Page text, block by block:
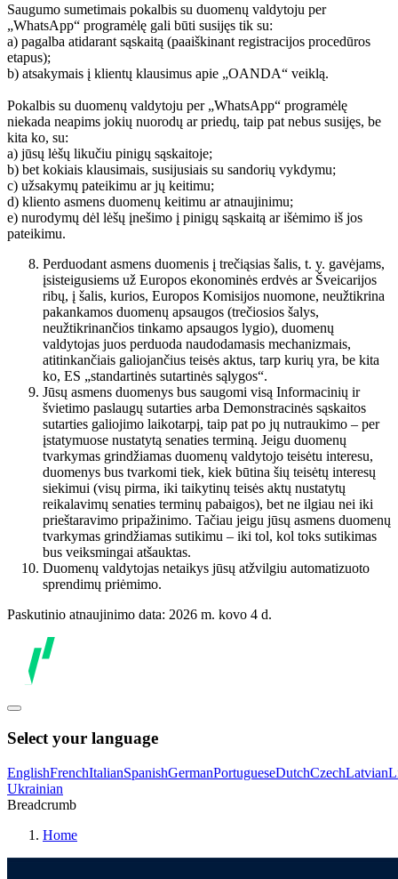
Saugumo sumetimais pokalbis su duomenų valdytoju per
„WhatsApp“ programėlę gali būti susijęs tik su:
a) pagalba atidarant sąskaitą (paaiškinant registracijos procedūros
etapus);
b) atsakymais į klientų klausimus apie „OANDA“ veiklą.
Pokalbis su duomenų valdytoju per „WhatsApp“ programėlę
niekada neapims jokių nuorodų ar priedų, taip pat nebus susijęs, be
kita ko, su:
a) jūsų lėšų likučiu pinigų sąskaitoje;
b) bet kokiais klausimais, susijusiais su sandorių vykdymu;
c) užsakymų pateikimu ar jų keitimu;
d) kliento asmens duomenų keitimu ar atnaujinimu;
e) nurodymų dėl lėšų įnešimo į pinigų sąskaitą ar išėmimo iš jos
pateikimu.
Perduodant asmens duomenis į trečiąsias šalis, t. y. gavėjams,
įsisteigusiems už Europos ekonominės erdvės ar Šveicarijos
ribų, į šalis, kurios, Europos Komisijos nuomone, neužtikrina
pakankamos duomenų apsaugos (trečiosios šalys,
neužtikrinančios tinkamo apsaugos lygio), duomenų
valdytojas juos perduoda naudodamasis mechanizmais,
atitinkančiais galiojančius teisės aktus, tarp kurių yra, be kita
ko, ES „standartinės sutartinės sąlygos“.
Jūsų asmens duomenys bus saugomi visą Informacinių ir
švietimo paslaugų sutarties arba Demonstracinės sąskaitos
sutarties galiojimo laikotarpį, taip pat po jų nutraukimo – per
įstatymuose nustatytą senaties terminą. Jeigu duomenų
tvarkymas grindžiamas duomenų valdytojo teisėtu interesu,
duomenys bus tvarkomi tiek, kiek būtina šių teisėtų interesų
siekimui (visų pirma, iki taikytinų teisės aktų nustatytų
reikalavimų senaties terminų pabaigos), bet ne ilgiau nei iki
prieštaravimo pripažinimo. Tačiau jeigu jūsų asmens duomenų
tvarkymas grindžiamas sutikimu – iki tol, kol toks sutikimas
bus veiksmingai atšauktas.
Duomenų valdytojas netaikys jūsų atžvilgiu automatizuoto
sprendimų priėmimo.
Paskutinio atnaujinimo data: 2026 m. kovo 4 d.
Select your language
EnglishFrenchItalianSpanishGermanPortugueseDutchCzechLatvian
Ukrainian
Breadcrumb
Home